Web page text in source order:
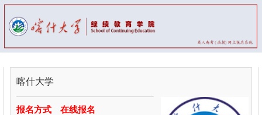
喀什大学
报名方式
在线报名